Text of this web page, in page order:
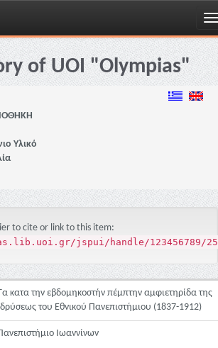
of UOI "Olympias"
Υλικό
to cite or link to this item:
jspui/handle/123456789/
κατα την εβδομηκοστήν πέμπτην αμφιετηρίδα της
του Εθνικού Πανεπιστήμιου (1837-1912)
Ιωαννίνων